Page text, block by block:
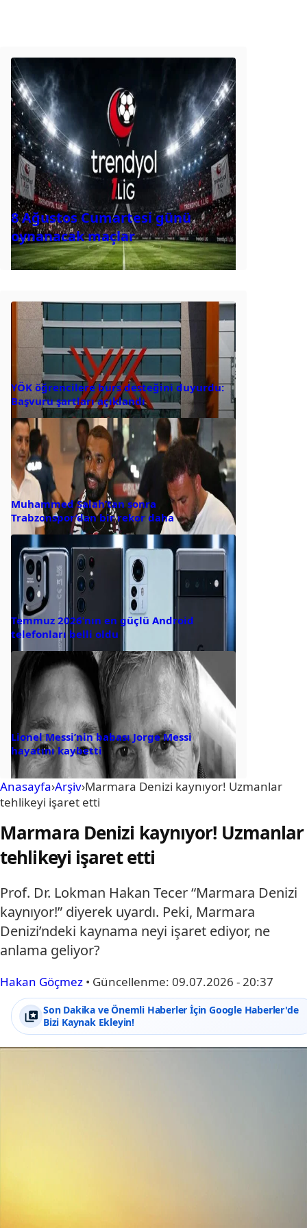
8 Ağustos Cumartesi günü
oynanacak maçlar
YÖK öğrencilere burs desteğini duyurdu:
Başvuru şartları açıklandı
Muhammed Salah’tan sonra
Trabzonspor’dan bir rekor daha
Temmuz 2026’nın en güçlü Android
telefonları belli oldu
Lionel Messi’nin babası Jorge Messi
hayatını kaybetti
Anasayfa›Arşiv›Marmara Denizi kaynıyor! Uzmanlar
tehlikeyi işaret etti
Marmara Denizi kaynıyor! Uzmanlar
tehlikeyi işaret etti
Prof. Dr. Lokman Hakan Tecer “Marmara Denizi
kaynıyor!” diyerek uyardı. Peki, Marmara
Denizi’ndeki kaynama neyi işaret ediyor, ne
anlama geliyor?
Hakan Göçmez • Güncellenme: 09.07.2026 - 20:37
Son Dakika ve Önemli Haberler İçin Google Haberler'de
Bizi Kaynak Ekleyin!